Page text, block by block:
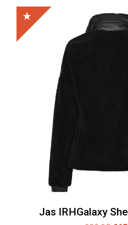
Jas IRHGalaxy